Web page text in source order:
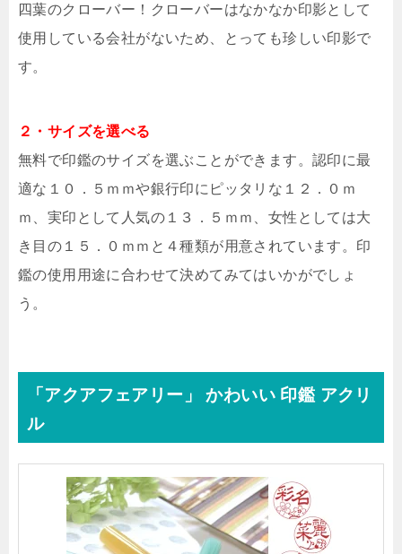
四葉のクローバー！クローバーはなかなか印影として
使用している会社がないため、とっても珍しい印影で
す。
２・サイズを選べる
無料で印鑑のサイズを選ぶことができます。認印に最
適な１０．５ｍｍや銀行印にピッタリな１２．０ｍ
ｍ、実印として人気の１３．５ｍｍ、女性としては大
き目の１５．０ｍｍと４種類が用意されています。印
鑑の使用用途に合わせて決めてみてはいかがでしょ
う。
「アクアフェアリー」 かわいい 印鑑 アクリ
ル